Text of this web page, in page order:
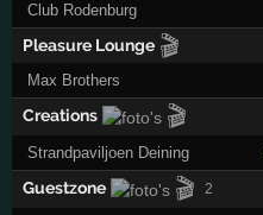
Club Rodenburg
Pleasure Lounge 🎬
Max Brothers
Creations 🎬
Strandpaviljoen Deining
Guestzone 🎬 2